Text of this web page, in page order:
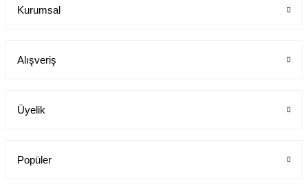
Kurumsal
Alışveriş
Üyelik
Popüler